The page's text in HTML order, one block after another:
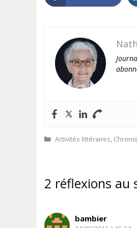
Catégories
Activités littéraires,
2 réflexions au
bambier